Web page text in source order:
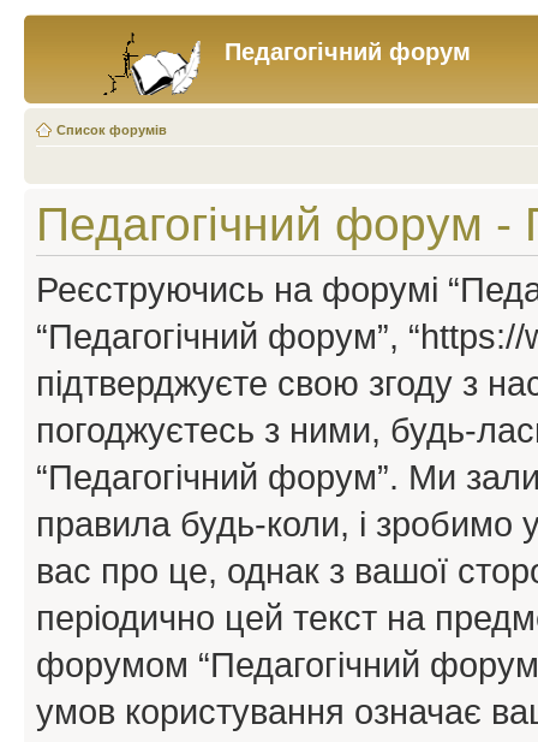
Педагогічний форум
Список форумів
Педагогічний форум
Реєструючись на форумі
“Педагогічний форум”,
підтверджуєте свою згоду з
погоджуєтесь з ними, будь-
“Педагогічний форум”. Ми
правила будь-коли, і
вас про це, однак з вашої
періодично цей текст на
форумом “Педагогічний
умов користування означає